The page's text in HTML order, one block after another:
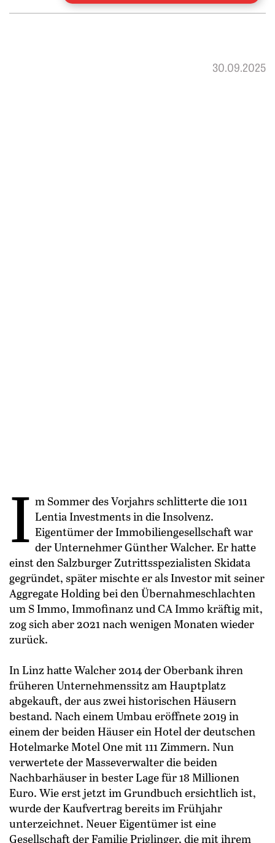
30.09.2025
I m Sommer des Vorjahrs schlitterte die 1011
Lentia Investments in die Insolvenz.
Eigentümer der Immobiliengesellschaft war
der Unternehmer Günther Walcher. Er hatte
einst den Salzburger Zutrittsspezialisten Skidata
gegründet, später mischte er als Investor mit seiner
Aggregate Holding bei den Übernahmeschlachten
um S Immo, Immofinanz und CA Immo kräftig mit,
zog sich aber 2021 nach wenigen Monaten wieder
zurück.
In Linz hatte Walcher 2014 der Oberbank ihren
früheren Unternehmenssitz am Hauptplatz
abgekauft, der aus zwei historischen Häusern
bestand. Nach einem Umbau eröffnete 2019 in
einem der beiden Häuser ein Hotel der deutschen
Hotelmarke Motel One mit 111 Zimmern. Nun
verwertete der Masseverwalter die beiden
Nachbarhäuser in bester Lage für 18 Millionen
Euro. Wie erst jetzt im Grundbuch ersichtlich ist,
wurde der Kaufvertrag bereits im Frühjahr
unterzeichnet. Neuer Eigentümer ist eine
Gesellschaft der Familie Priglinger, die mit ihrem